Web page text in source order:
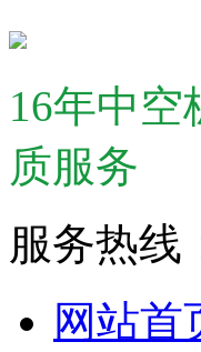
16年中
质服务
服务热线
网站首